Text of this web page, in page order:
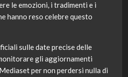
le emozioni, i tradimenti e i
hanno reso celebre questo
sulle date precise delle
gli aggiornamenti
per non perdersi nulla di